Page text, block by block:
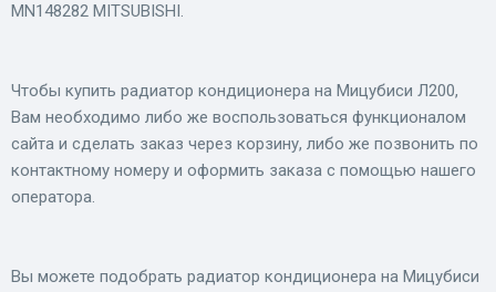
MN148282 MITSUBISHI.
Чтобы купить радиатор кондиционера на Мицубиси Л200,
Вам необходимо либо же воспользоваться функционалом
сайта и сделать заказ через корзину, либо же позвонить по
контактному номеру и оформить заказа с помощью нашего
оператора.
Вы можете подобрать радиатор кондиционера на Мицубиси